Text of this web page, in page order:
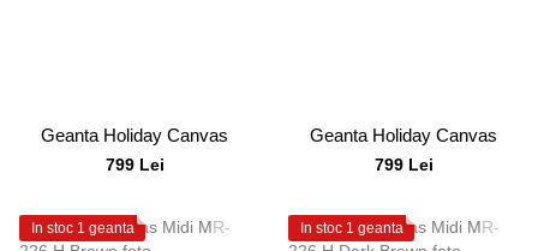
Geanta Holiday Canvas
799 Lei
Geanta Holiday Canvas
799 Lei
In stoc 1 geanta In stoc 1 geanta